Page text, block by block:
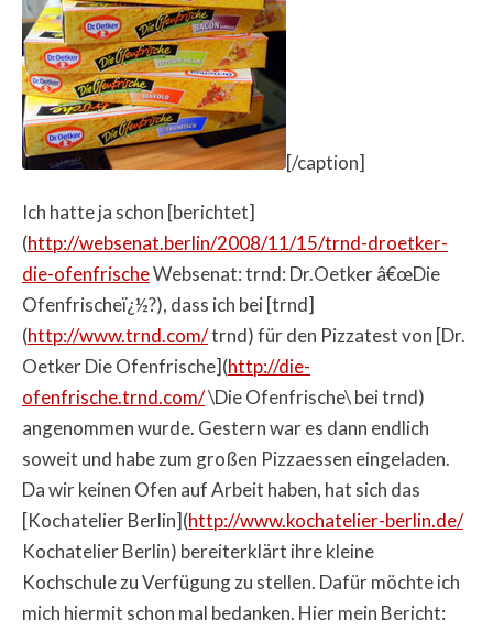
[/caption]
Ich hatte ja schon [berichtet]
(http://websenat.berlin/2008/11/15/trnd-droetker-
die-ofenfrischeWebsenat: trnd: Dr.Oetker â€œDie
Ofenfrischeï¿½?), dass ich bei [trnd]
(http://www.trnd.com/trnd) für den Pizzatest von [Dr.
Oetker Die Ofenfrische](http://die-
ofenfrische.trnd.com/\Die Ofenfrische\ bei trnd)
angenommen wurde. Gestern war es dann endlich
soweit und habe zum großen Pizzaessen eingeladen.
Da wir keinen Ofen auf Arbeit haben, hat sich das
[Kochatelier Berlin](http://www.kochatelier-berlin.de/
Kochatelier Berlin) bereiterklärt ihre kleine
Kochschule zu Verfügung zu stellen. Dafür möchte ich
mich hiermit schon mal bedanken. Hier mein Bericht: